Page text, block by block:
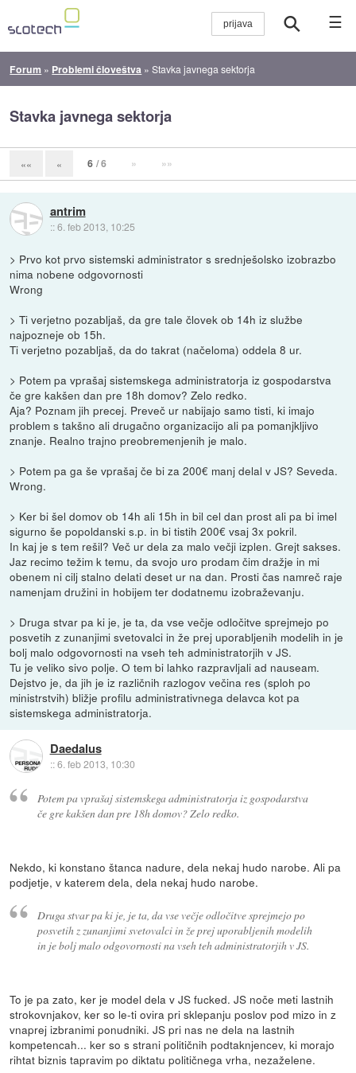
☰
Forum » Problemi človeštva »Stavka javnega sektorja
Stavka javnega sektorja
«« « 6 / 6 » »»
antrim
::6. feb 2013, 10:25
> Prvo kot prvo sistemski administrator s srednješolsko izobrazbo
nima nobene odgovornosti
Wrong
> Ti verjetno pozabljaš, da gre tale človek ob 14h iz službe
najpozneje ob 15h.
Ti verjetno pozabljaš, da do takrat (načeloma) oddela 8 ur.
> Potem pa vprašaj sistemskega administratorja iz gospodarstva
če gre kakšen dan pre 18h domov? Zelo redko.
Aja? Poznam jih precej. Preveč ur nabijajo samo tisti, ki imajo
problem s takšno ali drugačno organizacijo ali pa pomanjkljivo
znanje. Realno trajno preobremenjenih je malo.
> Potem pa ga še vprašaj če bi za 200€ manj delal v JS? Seveda.
Wrong.
> Ker bi šel domov ob 14h ali 15h in bil cel dan prost ali pa bi imel
sigurno še popoldanski s.p. in bi tistih 200€ vsaj 3x pokril.
In kaj je s tem rešil? Več ur dela za malo večji izplen. Grejt sakses.
Jaz recimo težim k temu, da svojo uro prodam čim dražje in mi
obenem ni cilj stalno delati deset ur na dan. Prosti čas namreč raje
namenjam družini in hobijem ter dodatnemu izobraževanju.
> Druga stvar pa ki je, je ta, da vse večje odločitve sprejmejo po
posvetih z zunanjimi svetovalci in že prej uporabljenih modelih in je
bolj malo odgovornosti na vseh teh administratorjih v JS.
Tu je veliko sivo polje. O tem bi lahko razpravljali ad nauseam.
Dejstvo je, da jih je iz različnih razlogov večina res (sploh po
ministrstvih) bližje profilu administrativnega delavca kot pa
sistemskega administratorja.
Daedalus
::6. feb 2013, 10:30
Potem pa vprašaj sistemskega administratorja iz gospodarstva
če gre kakšen dan pre 18h domov? Zelo redko.
Nekdo, ki konstano štanca nadure, dela nekaj hudo narobe. Ali pa
podjetje, v katerem dela, dela nekaj hudo narobe.
Druga stvar pa ki je, je ta, da vse večje odločitve sprejmejo po
posvetih z zunanjimi svetovalci in že prej uporabljenih modelih
in je bolj malo odgovornosti na vseh teh administratorjih v JS.
To je pa zato, ker je model dela v JS fucked. JS noče meti lastnih
strokovnjakov, ker so le-ti ovira pri sklepanju poslov pod mizo in z
vnaprej izbranimi ponudniki. JS pri nas ne dela na lastnih
kompetencah... ker so s strani političnih podtaknjencev, ki morajo
rihtat biznis tapravim po diktatu političnega vrha, nezaželene.